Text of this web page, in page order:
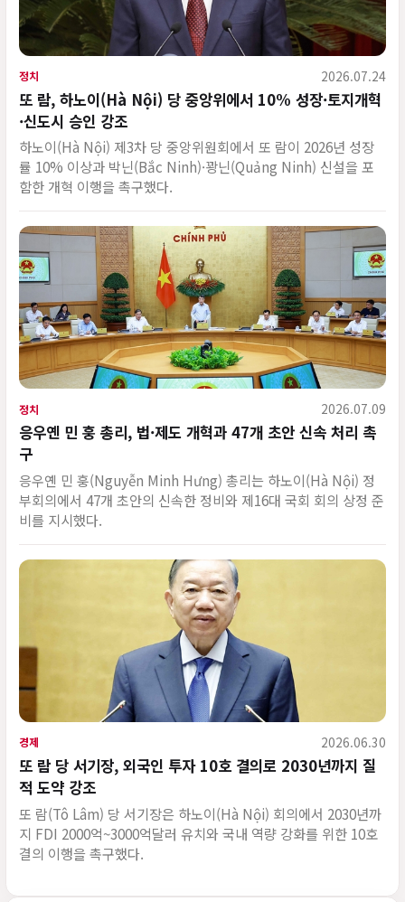
정치 2026.07.24
또 람, 하노이(Hà Nội) 당 중앙위에서 10% 성장·토지개혁
·신도시 승인 강조
하노이(Hà Nội) 제3차 당 중앙위원회에서 또 람이 2026년 성장
률 10% 이상과 박닌(Bắc Ninh)·꽝닌(Quảng Ninh) 신설을 포
함한 개혁 이행을 촉구했다.
정치 2026.07.09
응우옌 민 훙 총리, 법·제도 개혁과 47개 초안 신속 처리 촉
구
응우옌 민 훙(Nguyễn Minh Hưng) 총리는 하노이(Hà Nội) 정
부회의에서 47개 초안의 신속한 정비와 제16대 국회 회의 상정 준
비를 지시했다.
경제 2026.06.30
또 람 당 서기장, 외국인 투자 10호 결의로 2030년까지 질
적 도약 강조
또 람(Tô Lâm) 당 서기장은 하노이(Hà Nội) 회의에서 2030년까
지 FDI 2000억~3000억달러 유치와 국내 역량 강화를 위한 10호
결의 이행을 촉구했다.